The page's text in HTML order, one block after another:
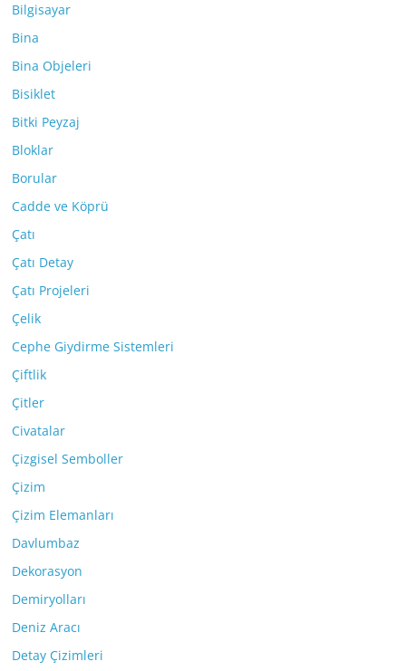
Bilgisayar
Bina
Bina Objeleri
Bisiklet
Bitki Peyzaj
Bloklar
Borular
Cadde ve Köprü
Çatı
Çatı Detay
Çatı Projeleri
Çelik
Cephe Giydirme Sistemleri
Çiftlik
Çitler
Civatalar
Çizgisel Semboller
Çizim
Çizim Elemanları
Davlumbaz
Dekorasyon
Demiryolları
Deniz Aracı
Detay Çizimleri